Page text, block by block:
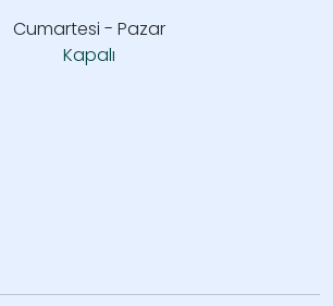
Cumartesi - Pazar
Kapalı